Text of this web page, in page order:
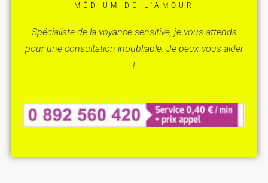
MÉDIUM DE L'AMOUR
Spécialiste de la voyance sensitive, je vous attends
pour une consultation inoubliable. Je peux vous aider
!